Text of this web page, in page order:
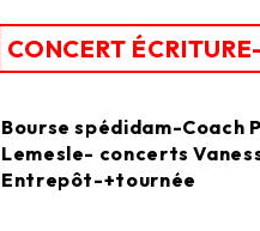
CONCERT
Bourse spédidam-Coach
Lemesle- concerts
Entrepôt-+tournée